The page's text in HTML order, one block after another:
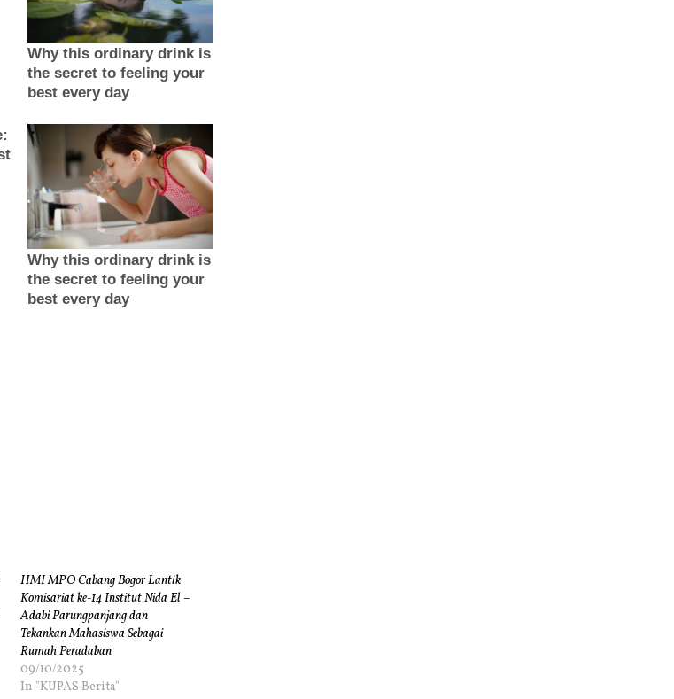
HMI MPO Cabang Bogor Lantik
Komisariat ke-14 Institut Nida El –
Adabi Parungpanjang dan
Tekankan Mahasiswa Sebagai
Rumah Peradaban
09/10/2025
In "KUPAS Berita"